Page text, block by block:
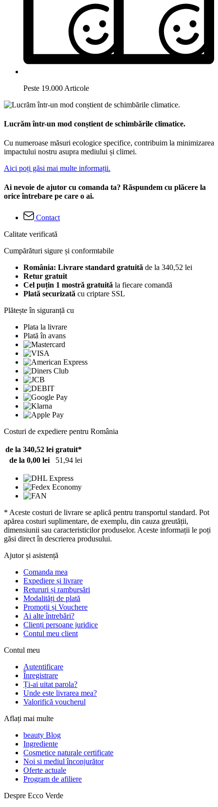
Peste 19.000 Articole
Lucrăm într-un mod conștient de schimbările climatice.
Cu numeroase măsuri ecologice specifice, contribuim la minimizarea
impactului nostru asupra mediului și climei.
Aici poți găsi mai multe informații.
Ai nevoie de ajutor cu comanda ta? Răspundem cu plăcere la
orice întrebare pe care o ai.
Contact
Calitate verificată
Cumpărături sigure și conformtabile
România: Livrare standard gratuită de la 340,52 lei
Retur gratuit
Cel puțin 1 mostră gratuită la fiecare comandă
Plată securizată cu criptare SSL
Plătește în siguranță cu
Plata la livrare
Plată în avans
Costuri de expediere pentru România
de la 340,52 lei gratuit*
de la 0,00 lei
51,94 lei
* Aceste costuri de livrare se aplică pentru transportul standard. Pot
apărea costuri suplimentare, de exemplu, din cauza greutății,
dimensiunii sau caracteristicilor produselor. Aceste informații le poți
găsi direct în descrierea produsului.
Ajutor și asistență
Comanda mea
Expediere și livrare
Retururi și rambursări
Modalități de plată
Promoții și Vouchere
Ai alte întrebări?
Clienți persoane juridice
Contul meu client
Contul meu
Autentificare
Înregistrare
Ți-ai uitat parola?
Unde este livrarea mea?
Valorifică voucherul
Aflați mai multe
beauty Blog
Ingrediente
Cosmetice naturale certificate
Noi si mediul înconjurător
Oferte actuale
Program de afiliere
Despre Ecco Verde